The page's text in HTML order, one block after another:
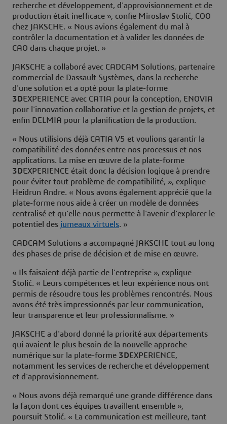
recherche et développement, d'approvisionnement et de
production était inefficace », confie Miroslav Stolić, COO
chez JAKSCHE. « Nous avions également du mal à
contrôler la documentation et à valider les données de
CAO dans chaque projet. »
JAKSCHE a collaboré avec CADCAM Solutions, partenaire
commercial de Dassault Systèmes, dans la recherche
d'une solution et a opté pour la plate-forme
3DEXPERIENCE avec CATIA pour la conception, ENOVIA
pour l'innovation collaborative et la gestion de projets, et
enfin DELMIA pour la planification de la production.
« Nous utilisions déjà CATIA V5 et voulions garantir la
compatibilité des données entre nos processus et nos
applications. La mise en œuvre de la plate-forme
3DEXPERIENCE était donc la décision logique à prendre
pour éviter tout problème de compatibilité, », explique
Heidrun Andre. « Nous avons également apprécié que la
plate-forme nous aide à créer un modèle de données
centralisé et qu'elle nous permette à l'avenir d'explorer le
potentiel des jumeaux virtuels. »
CADCAM Solutions a accompagné JAKSCHE tout au long
des phases de prise de décision et de mise en œuvre.
« Ils faisaient déjà partie de l'entreprise », explique
Stolić. « Leurs compétences et leur expérience nous ont
permis de résoudre tous les problèmes rencontrés. Nous
avons été très impressionnés par leur communication,
leur transparence et leur professionnalisme. »
JAKSCHE a d'abord donné la priorité aux départements
qui avaient le plus besoin de la nouvelle approche
numérique sur la plate-forme 3DEXPERIENCE,
notamment les services de recherche et développement
et d'approvisionnement.
« Nous avons déjà remarqué une grande différence dans
la façon dont ces équipes travaillent ensemble »,
poursuit Stolić. « La communication est meilleure, tant